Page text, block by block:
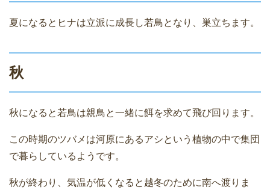
夏になるとヒナは立派に成長し若鳥となり、巣立ちます。
秋
秋になると若鳥は親鳥と一緒に餌を求めて飛び回ります。
この時期のツバメは河原にあるアシという植物の中で集団
で暮らしているようです。
秋が終わり、気温が低くなると越冬のために南へ渡りま